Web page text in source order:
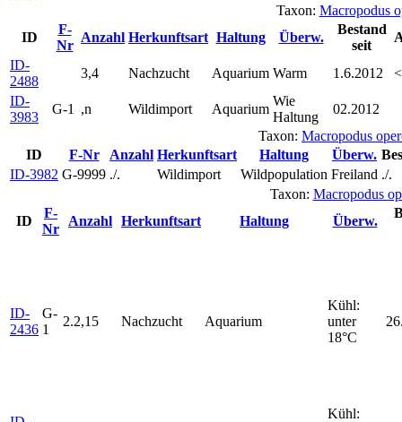
Taxon: Macropodus
ID
F-
Nr
Anzahl Herkunftsart Haltung Überw.
Bestand
seit
ID-
2488
3,4 Nachzucht Aquarium Warm 1.6.2012
ID-
3983
G-1 ,n Wildimport Aquarium
Wie
Haltung
02.2012
Taxon: Macropodus
ID
F-Nr Anzahl Herkunftsart Haltung Überw.
ID-3982 G-9999 ./. Wildimport Wildpopulation Freiland ./.
Taxon: Macropodus
ID
F-
Nr
Anzahl Herkunftsart Haltung Überw.
ID-
2436
G-
1
2.2,15 Nachzucht Aquarium
Kühl:
unter
18°C
Kühl: